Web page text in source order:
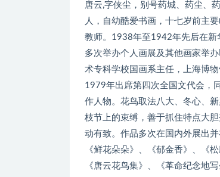
唐云,字侠尘，别号药城、药尘、
人，自幼酷爱书画，十七岁前主
教师。1938年至1942年先后在新
多次举办个人画展及其他画家举
术专科学校国画系主任，上海博
1979年出席第四次全国文代会，
作人物。花鸟取法八大、冬心、
枝节上的束缚，善于抓住特点大
动有致。作品多次在国内外展出
《鲜花朵朵》、《郁金香》、《
《唐云花鸟集》、《革命纪念地